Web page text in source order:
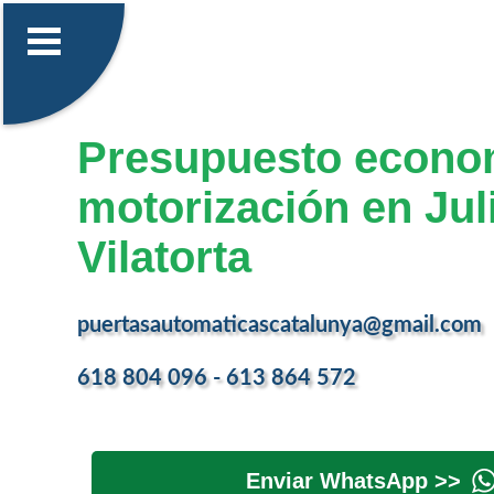
Presupuesto
motorización en
Vilatorta
puertasautomaticascatalunya@gmail.com
618 804 096 - 613 864 572
Enviar WhatsApp >>